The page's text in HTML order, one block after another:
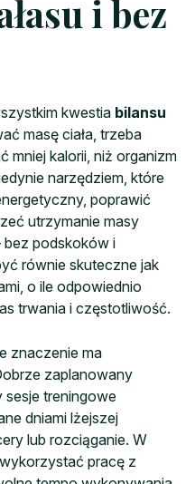
i bez
kwestia bilansu
masę ciała, trzeba
mniej kalorii, niż organizm
narzędziem, które
poprawić
utrzymanie masy
bez podskoków i
równie skuteczne jak
o ile odpowiednio
trwania i częstotliwość.
znaczenie ma
zaplanowany
sesje treningowe
dniami lżejszej
lub rozciąganie. W
pracę z